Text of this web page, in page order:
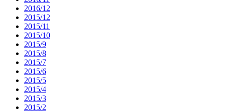
2016/12
2015/12
2015/11
2015/10
2015/9
2015/8
2015/7
2015/6
2015/5
2015/4
2015/3
2015/2